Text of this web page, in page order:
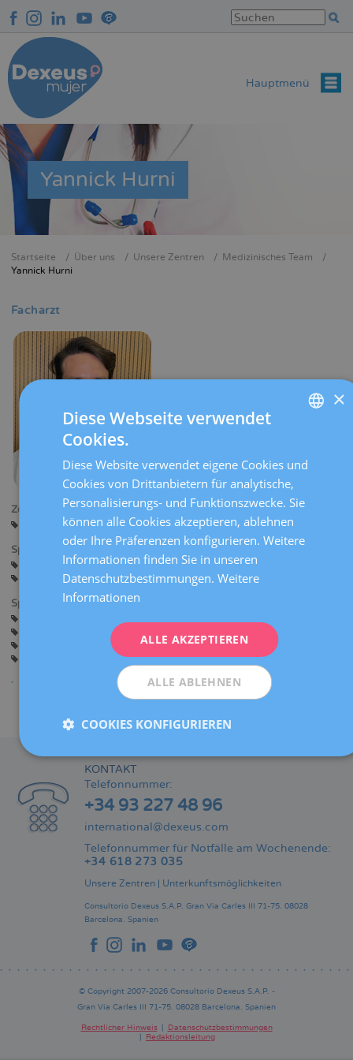
zum
Inhalt
Hauptmenü
Yannick Hurni
Breadcrumb
Startseite Über uns Unsere Zentren
Medizinisches Team
Yannick Hurni
Facharzt
Zentren:
Barcelona
Sprachen:
Spanisch
Englisch Italienisch Französisch
Portugiesisch
Spezialitäten:
Gynäkologische Chirurgie
Myome, Ovarialzysten und Erkrankungen der Anhangsgebilde
KONTAKT
Telefonnummer:
+34 93 227 48 96
international@dexeus.com
Telefonnummer für Notfälle am Wochenende:
+34 618 273 035
Unsere Zentren | Unterkunftsmöglichkeiten
Consultorio Dexeus S.A.P. Gran Via Carles III 71-75. 08028
Barcelona. Spanien
© Copyright 2007-2026 Consultorio Dexeus S.A.P. -
Gran Via Carles III 71-75. 08028 Barcelona. Spanien
Rechtlicher Hinweis
Datenschutzbestimmungen
Redaktionsleitung
CATALÀ
DEUTSCH
×
Diese Webseite verwendet
Cookies.
Diese Website verwendet eigene Cookies und
Cookies von Drittanbietern für analytische,
Personalisierungs- und Funktionszwecke. Sie
können alle Cookies akzeptieren, ablehnen
oder Ihre Präferenzen konfigurieren. Weitere
Informationen finden Sie in unseren
Datenschutzbestimmungen. Weitere
Informationen
ALLE AKZEPTIEREN
ALLE ABLEHNEN
COOKIES KONFIGURIEREN